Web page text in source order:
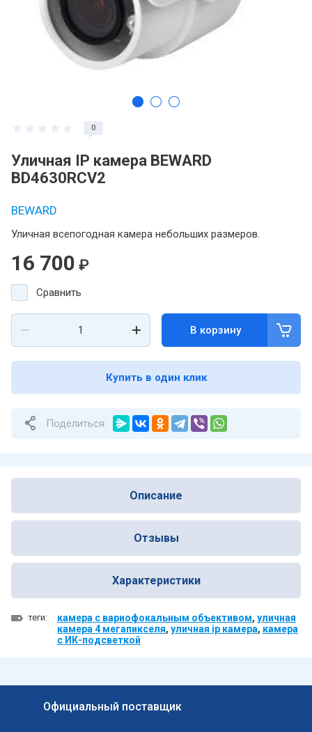
0
Уличная IP камера BEWARD
BD4630RCV2
BEWARD
Уличная всепогодная камера небольших размеров.
16 700 ₽
Сравнить
В корзину
Купить в один клик
Поделиться:
Описание
Отзывы
Характеристики
теги: камера с вариофокальным объективом, уличная
камера 4 мегапикселя, уличная ip камера, камера
с ИК-подсветкой
Официальный поставщик